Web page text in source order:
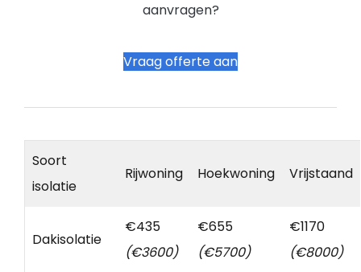
aanvragen?
Vraag offerte aan
Soort
isolatie
Rijwoning Hoekwoning Vrijstaand
Dakisolatie
€435
(€3600)
€655
(€5700)
€1170
(€8000)